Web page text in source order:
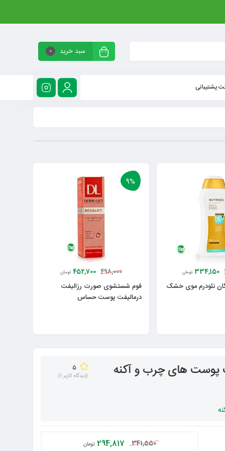
سبد خرید 0
پشتیبانی
334,150 تومان
نئودرم موی خشک
9%
498,000
452,700 تومان
فوم شستشوی صورت رزالیفت
درمالیفت پوست حساس
پوست های چرب و آکنه
5
(دیدگاه کاربر 1
)
341,550
294,817 تومان